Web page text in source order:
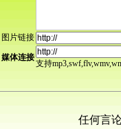
图片链接
媒体连接
支持
任何言